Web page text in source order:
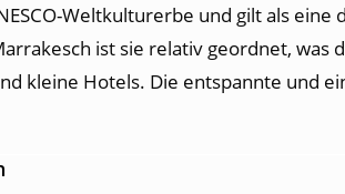
Weltkulturerbe und gilt als
ist sie relativ geordnet,
kleine Hotels. Die entspannte und